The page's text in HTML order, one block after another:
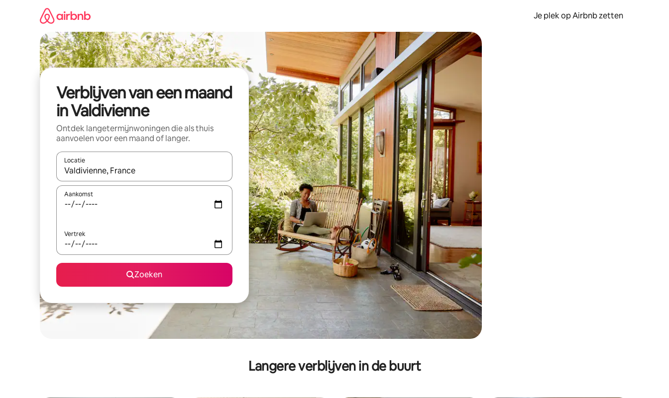
Je plek op Airbnb zetten
Verblijven van een maand
in Valdivienne
Ontdek langetermijnwoningen die als thuis
aanvoelen voor een maand of langer.
Locatie
Wanneer er resultaten beschikbaar zijn, maak je een keuze met je de pijltjestoetsen omhoog en omlaag, óf door te tikken of swipen.
Aankomst
Vertrek
Zoeken
Langere verblijven in de buurt